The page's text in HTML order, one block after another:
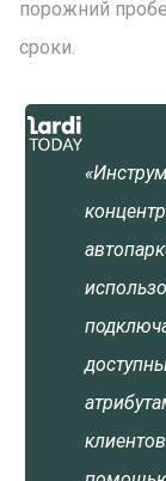
порожний
сроки.